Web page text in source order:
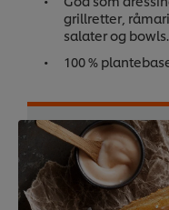
grillretter,
salater og bowls.
100 %